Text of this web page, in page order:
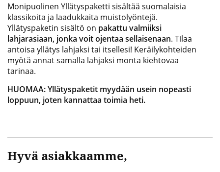
Monipuolinen Yllätyspaketti sisältää suomalaisia
klassikoita ja laadukkaita muistolyöntejä.
Yllätyspaketin sisältö on pakattu valmiiksi
lahjarasiaan, jonka voit ojentaa sellaisenaan. Tilaa
antoisa yllätys lahjaksi tai itsellesi! Keräilykohteiden
myötä annat samalla lahjaksi monta kiehtovaa
tarinaa.
HUOMAA:Yllätyspaketit myydään usein nopeasti
loppuun, joten kannattaa toimia heti.
Hyvä asiakkaamme,